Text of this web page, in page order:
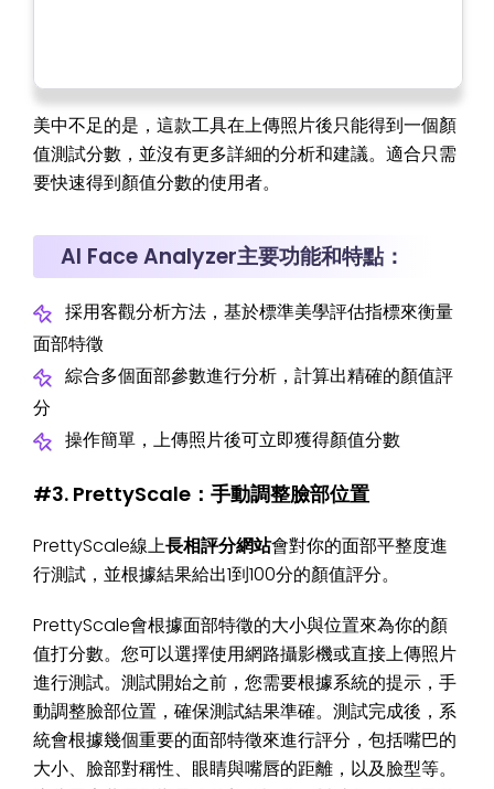
美中不足的是，這款工具在上傳照片後只能得到一個顏
值測試分數，並沒有更多詳細的分析和建議。適合只需
要快速得到顏值分數的使用者。
AI Face Analyzer主要功能和特點：
採用客觀分析方法，基於標準美學評估指標來衡量
面部特徵
綜合多個面部參數進行分析，計算出精確的顏值評
分
操作簡單，上傳照片後可立即獲得顏值分數
#3. PrettyScale：手動調整臉部位置
PrettyScale線上長相評分網站會對你的面部平整度進
行測試，並根據結果給出1到100分的顏值評分。
PrettyScale會根據面部特徵的大小與位置來為你的顏
值打分數。您可以選擇使用網路攝影機或直接上傳照片
進行測試。測試開始之前，您需要根據系統的提示，手
動調整臉部位置，確保測試結果準確。測試完成後，系
統會根據幾個重要的面部特徵來進行評分，包括嘴巴的
大小、臉部對稱性、眼睛與嘴唇的距離，以及臉型等。